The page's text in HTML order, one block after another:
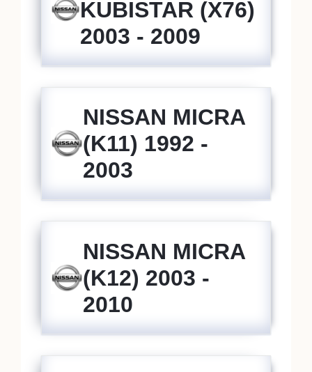
KUBISTAR (X76)
2003 - 2009
NISSAN MICRA
(K11) 1992 -
2003
NISSAN MICRA
(K12) 2003 -
2010